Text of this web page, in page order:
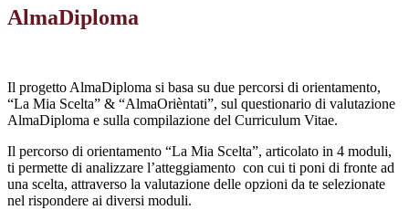
AlmaDiploma
Il progetto AlmaDiploma si basa su due percorsi di orientamento,
“La Mia Scelta” & “AlmaOrièntati”, sul questionario di valutazione
AlmaDiploma e sulla compilazione del Curriculum Vitae.
Il percorso di orientamento “La Mia Scelta”, articolato in 4 moduli,
ti permette di analizzare l’atteggiamento con cui ti poni di fronte ad
una scelta, attraverso la valutazione delle opzioni da te selezionate
nel rispondere ai diversi moduli.